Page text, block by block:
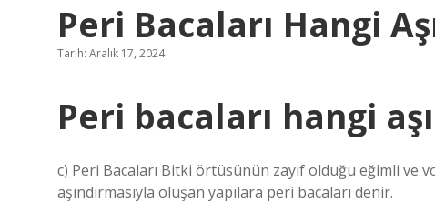
Peri Bacaları Hangi
Tarih: Aralık 17, 2024
Peri bacaları hangi
c) Peri Bacaları Bitki örtüsünün zayıf olduğu eğimli ve
aşındırmasıyla oluşan yapılara peri bacaları denir.